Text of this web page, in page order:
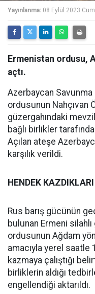
Yayınlanma: 08 Eylül 2023
Ermenistan ordusu,
açtı.
Azerbaycan Savunma
ordusunun Nahçıvan
güzergahındaki
bağlı birlikler
Açılan ateşe
karşılık verildi.
HENDEK
Rus barış gücünün
bulunan Ermeni
ordusunun Ağdam
amacıyla yerel saatle
kazmaya çalıştığı
birliklerin aldığı
engellendiği aktarıldı.